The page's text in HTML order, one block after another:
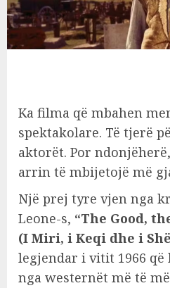
Ka filma që mbahen
spektakolare. Të tjerë
aktorët. Por
arrin të mbijetojë më
Një prej tyre vjen nga
Leone-s, “The Good,
(I Miri, i Keqi dhe i
legjendar i vitit 1966
nga westernët më të